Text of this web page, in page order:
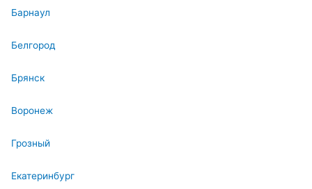
Барнаул
Белгород
Брянск
Воронеж
Грозный
Екатеринбург